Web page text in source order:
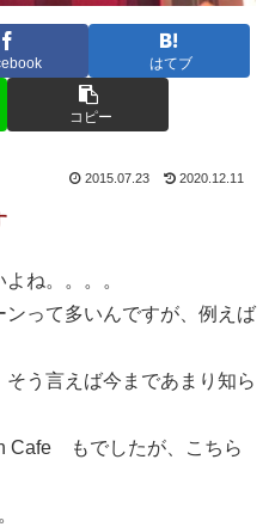
はてブ
コピー
2015.07.23 2020.12.11
ね。。。。
って多いんですが、例えば
う言えば今まであまり知ら
Cafe もでしたが、こちら